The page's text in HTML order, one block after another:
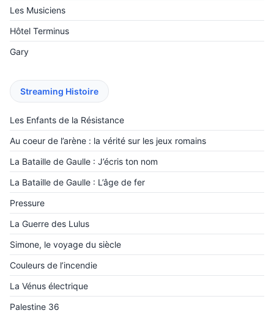
Les Musiciens
Hôtel Terminus
Gary
Streaming Histoire
Les Enfants de la Résistance
Au coeur de l’arène : la vérité sur les jeux romains
La Bataille de Gaulle : J’écris ton nom
La Bataille de Gaulle : L’âge de fer
Pressure
La Guerre des Lulus
Simone, le voyage du siècle
Couleurs de l’incendie
La Vénus électrique
Palestine 36